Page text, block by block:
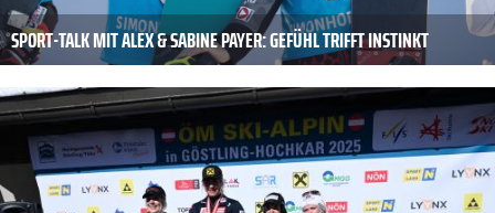
SPORT-TALK MIT ALEX & SABINE PAYER: GEFÜHL TRIFFT INSTINKT